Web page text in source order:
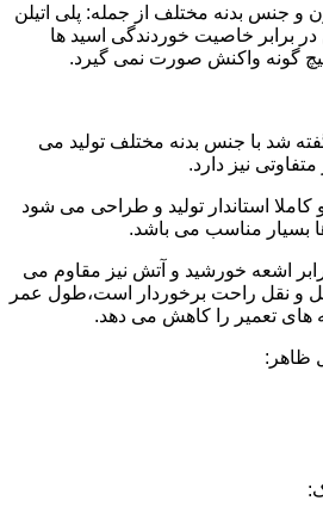
جنس بدنه مختلف از جمله: پلی اتیلن
در برابر خاصیت خوردندگی اسید ها
گونه واکنش صورت نمی گیرد.
شد با جنس بدنه مختلف تولید می
نیز دارد.
کاملا استاندار تولید و طراحی می شود
بسیار مناسب می باشد.
اشعه خورشید و آتش نیز مقاوم می
و نقل راحت برخوردار است،طول عمر
های تعمیر را کاهش می دهد.
ظاهر: